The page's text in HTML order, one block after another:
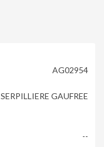
AG02954
SERPILLIERE GAUFREE
--